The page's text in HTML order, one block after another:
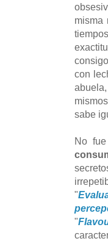
misma
con
sabe
No
"
"